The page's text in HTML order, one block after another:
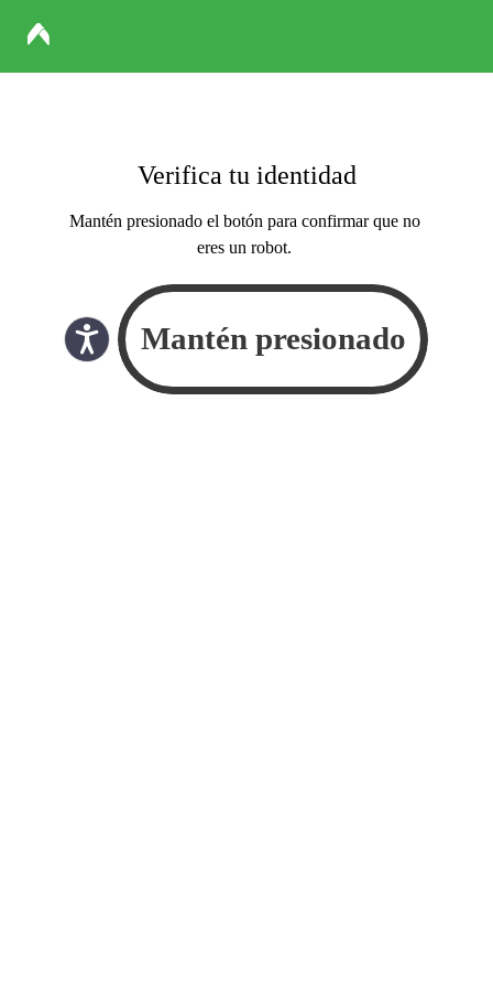
Verifica tu identidad
Mantén presionado el botón para confirmar que no
eres un robot.